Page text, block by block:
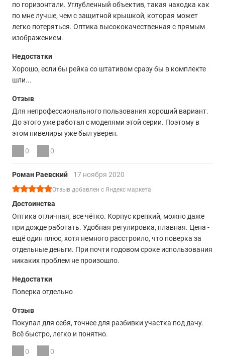
по горизонтали. Углубленный объектив, такая находка как
по мне лучше, чем с защитной крышкой, которая может
легко потеряться. Оптика высококачественная с прямым
изображением.
Недостатки
Хорошо, если бы рейка со штативом сразу бы в комплекте
шли...
Отзыв
Для непрофессионального пользования хороший вариант.
До этого уже работал с моделями этой серии. Поэтому в
этом нивелиры уже был уверен.
0 0
Роман Раевский 17 ноября 2020
Отзыв добавлен с Яндекс маркета
Достоинства
Оптика отличная, все чётко. Корпус крепкий, можно даже
при дожде работать. Удобная регулировка, плавная. Цена -
ещё один плюс, хотя немного расстроило, что поверка за
отдельные деньги. При почти годовом сроке использования
никаких проблем не произошло.
Недостатки
Поверка отдельно
Отзыв
Покупал для себя, точнее для разбивки участка под дачу.
Всё быстро, легко и понятно.
0 0